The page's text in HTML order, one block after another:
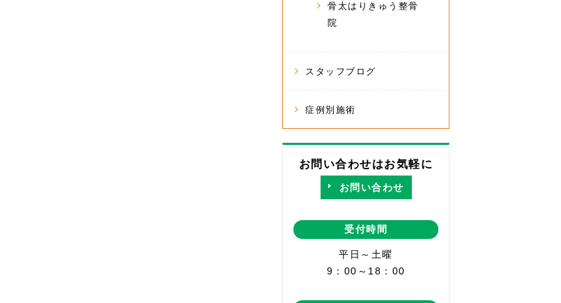
骨太はりきゅう整骨
院
スタッフブログ
症例別施術
お問い合わせはお気軽に
お問い合わせ
受付時間
平日～土曜
9：00～18：00